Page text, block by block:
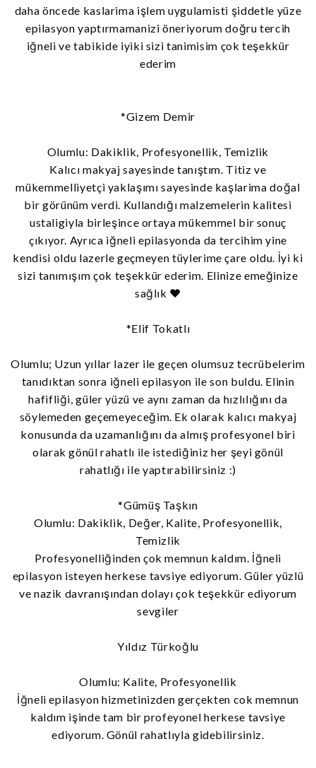
daha öncede kaslarima işlem uygulamisti şiddetle yüze
epilasyon yaptırmamanizi öneriyorum doğru tercih
iğneli ve tabikide iyiki sizi tanimisim çok teşekkür
ederim
*Gizem Demir
Olumlu: Dakiklik, Profesyonellik, Temizlik
Kalıcı makyaj sayesinde tanıştım. Titiz ve
mükemmelliyetçi yaklaşımı sayesinde kaşlarima doğal
bir görünüm verdi. Kullandığı malzemelerin kalitesi
ustaligiyla birleşince ortaya mükemmel bir sonuç
çıkıyor. Ayrıca iğneli epilasyonda da tercihim yine
kendisi oldu lazerle geçmeyen tüylerime çare oldu. İyi ki
sizi tanımışım çok teşekkür ederim. Elinize emeğinize
sağlık ♥️
*Elif Tokatlı
Olumlu; Uzun yıllar lazer ile geçen olumsuz tecrübelerim
tanıdıktan sonra iğneli epilasyon ile son buldu. Elinin
hafifliği, güler yüzü ve aynı zaman da hızlılığını da
söylemeden geçemeyeceğim. Ek olarak kalıcı makyaj
konusunda da uzamanlığını da almış profesyonel biri
olarak gönül rahatlı ile istediğiniz her şeyi gönül
rahatlığı ile yaptırabilirsiniz :)
*Gümüş Taşkın
Olumlu: Dakiklik, Değer, Kalite, Profesyonellik,
Temizlik
Profesyonelliğinden çok memnun kaldım. İğneli
epilasyon isteyen herkese tavsiye ediyorum. Güler yüzlü
ve nazik davranışından dolayı çok teşekkür ediyorum
sevgiler
Yıldız Türkoğlu
Olumlu: Kalite, Profesyonellik
İğneli epilasyon hizmetinizden gerçekten cok memnun
kaldım işinde tam bir profeyonel herkese tavsiye
ediyorum. Gönül rahatlıyla gidebilirsiniz.